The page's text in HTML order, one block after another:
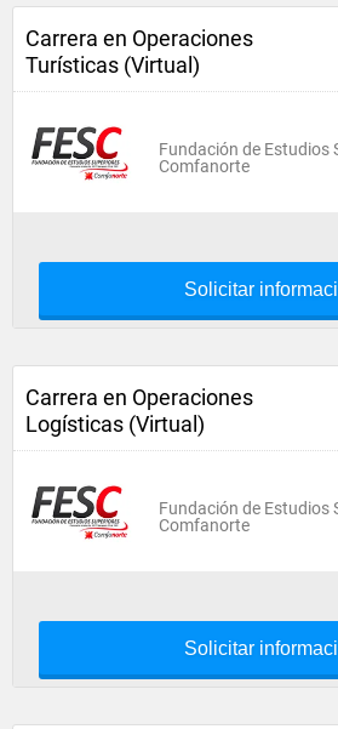
Carrera en Operaciones
Turísticas (Virtual)
Fundación de Estudios
Comfanorte
Solicitar
Carrera en Operaciones
Logísticas (Virtual)
Fundación de Estudios
Comfanorte
Solicitar